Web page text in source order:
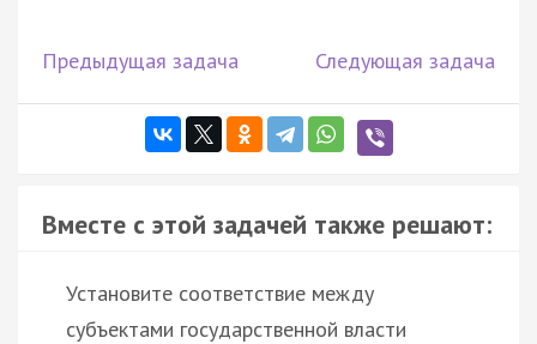
Предыдущая задача Следующая задача
Вместе с этой задачей также решают:
Установите соответствие между
субъектами государственной власти